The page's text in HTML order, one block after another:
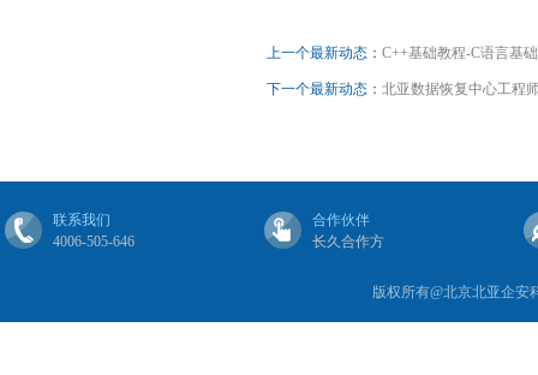
上一个最新动态： C++基础教程-C语言基
下一个最新动态： 北亚数据恢复中心工程
联系我们
4006-505-646
合作伙伴
长久合作方
版权所有@北京北亚企安